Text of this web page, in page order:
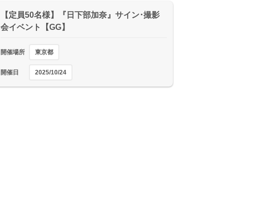
【定員50名様】『日下部加奈』サイン･撮影
会イベント【GG】
開催場所 東京都
開催日 2025/10/24